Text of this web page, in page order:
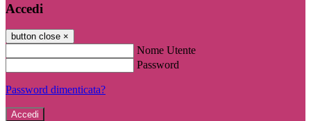
Accedi
button close ×
Nome Utente
Password
Password dimenticata?